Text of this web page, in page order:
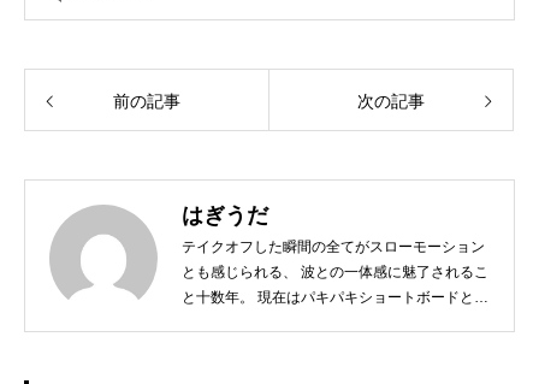
前の記事 次の記事
はぎうだ
テイクオフした瞬間の全てがスローモーション
とも感じられる、 波との一体感に魅了されるこ
と十数年。 現在はパキパキショートボードとは